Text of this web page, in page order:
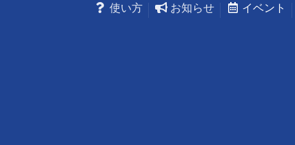
使い方 お知らせ イベント